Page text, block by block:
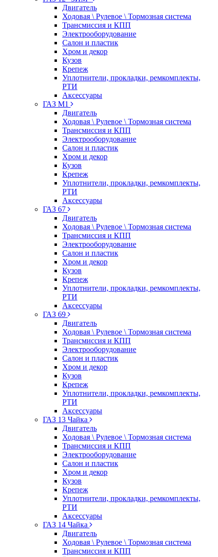
Двигатель
Ходовая \ Рулевое \ Тормозная система
Трансмиссия и КПП
Электрооборудование
Салон и пластик
Хром и декор
Кузов
Крепеж
Уплотнители, прокладки, ремкомплекты,
РТИ
Аксессуары
ГАЗ М1
Двигатель
Ходовая \ Рулевое \ Тормозная система
Трансмиссия и КПП
Электрооборудование
Салон и пластик
Хром и декор
Кузов
Крепеж
Уплотнители, прокладки, ремкомплекты,
РТИ
Аксессуары
ГАЗ 67
Двигатель
Ходовая \ Рулевое \ Тормозная система
Трансмиссия и КПП
Электрооборудование
Салон и пластик
Хром и декор
Кузов
Крепеж
Уплотнители, прокладки, ремкомплекты,
РТИ
Аксессуары
ГАЗ 69
Двигатель
Ходовая \ Рулевое \ Тормозная система
Трансмиссия и КПП
Электрооборудование
Салон и пластик
Хром и декор
Кузов
Крепеж
Уплотнители, прокладки, ремкомплекты,
РТИ
Аксессуары
ГАЗ 13 Чайка
Двигатель
Ходовая \ Рулевое \ Тормозная система
Трансмиссия и КПП
Электрооборудование
Салон и пластик
Хром и декор
Кузов
Крепеж
Уплотнители, прокладки, ремкомплекты,
РТИ
Аксессуары
ГАЗ 14 Чайка
Двигатель
Ходовая \ Рулевое \ Тормозная система
Трансмиссия и КПП